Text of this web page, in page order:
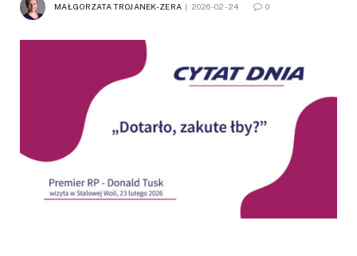
MAŁGORZATA TROJANEK-ZERA 2026-02-24 0